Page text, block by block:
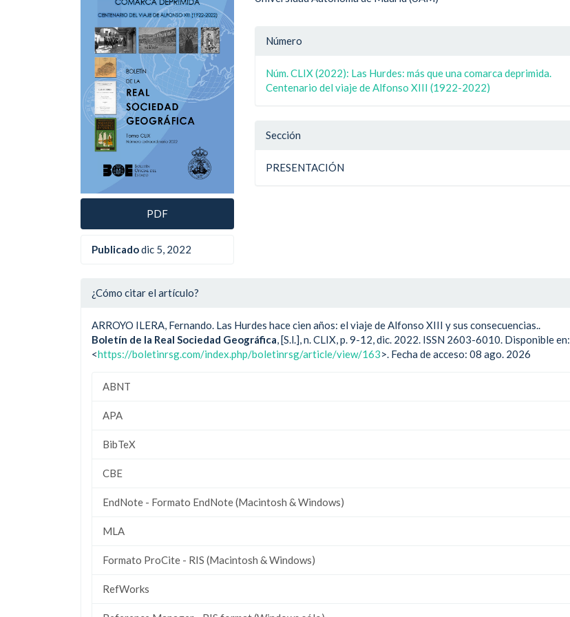
lateral
del
artículo
PDF
Publicadodic 5, 2022
del
Detalle
artículo
Número
Núm. CLIX (2022): Las Hurdes: más que una comarca deprimida.
Centenario del viaje de Alfonso XIII (1922-2022)
Sección
PRESENTACIÓN
¿Cómo citar el artículo?
ARROYO ILERA, Fernando. Las Hurdes hace cien años: el viaje de Alfonso XIII y sus consecuencias..
Boletín de la Real Sociedad Geográfica, [S.l.], n. CLIX, p. 9-12, dic. 2022. ISSN 2603-6010. Disponible en:
<https://boletinrsg.com/index.php/boletinrsg/article/view/163>. Fecha de acceso: 08 ago. 2026
ABNT
APA
BibTeX
CBE
EndNote - Formato EndNote (Macintosh & Windows)
MLA
Formato ProCite - RIS (Macintosh & Windows)
RefWorks